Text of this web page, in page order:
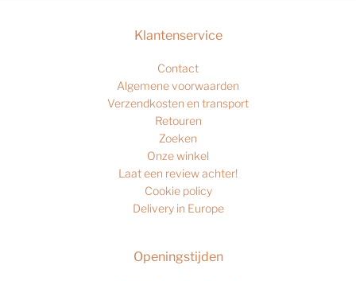
Klantenservice
Contact
Algemene voorwaarden
Verzendkosten en transport
Retouren
Zoeken
Onze winkel
Laat een review achter!
Cookie policy
Delivery in Europe
Openingstijden